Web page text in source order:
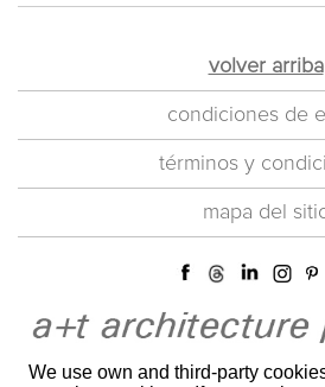
volver arriba
condiciones de
términos y
mapa del
We use own and third-party